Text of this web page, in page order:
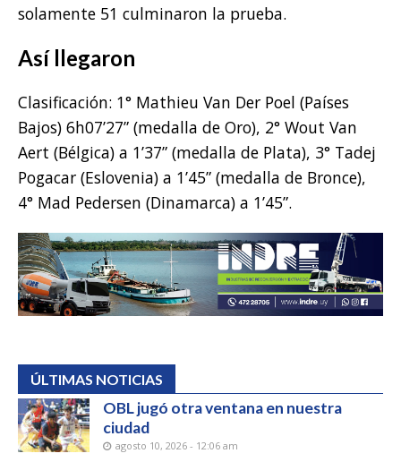
solamente 51 culminaron la prueba.
Así llegaron
Clasificación: 1° Mathieu Van Der Poel (Países
Bajos) 6h07’27” (medalla de Oro), 2° Wout Van
Aert (Bélgica) a 1’37” (medalla de Plata), 3° Tadej
Pogacar (Eslovenia) a 1’45” (medalla de Bronce),
4° Mad Pedersen (Dinamarca) a 1’45”.
ÚLTIMAS NOTICIAS
OBL jugó otra ventana en nuestra
ciudad
agosto 10, 2026 - 12:06 am